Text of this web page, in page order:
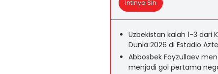
Intinya Sih
Uzbekistan kalah 1-3 dari
Dunia 2026 di Estadio
Abbosbek Fayzullaev
menjadi gol pertama